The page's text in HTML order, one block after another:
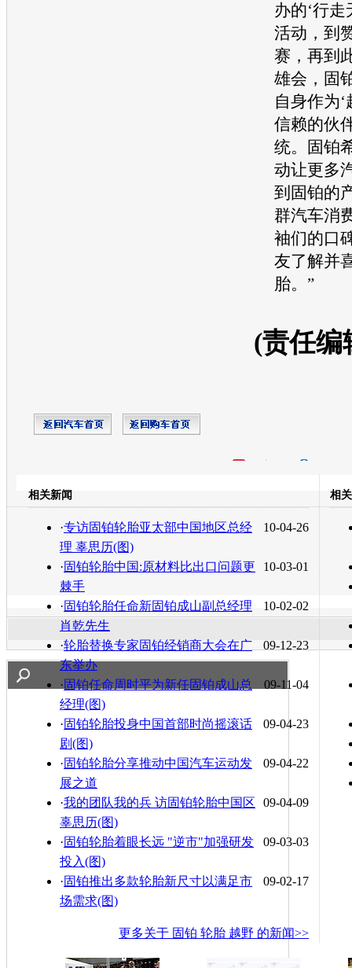
办的‘行走
活动，到
赛，再到
雄会，固
自身作为
信赖的伙
统。固铂
动让更多
到固铂的
群汽车消
袖们的口
友了解并
胎。”
(责任编
转发至：
相关新闻
10-04-26
·专访固铂轮胎亚太部中国地区总经
理 辜思历(图)
10-03-01
·固铂轮胎中国:原材料比出口问题更
棘手
10-02-02
·固铂轮胎任命新固铂成山副总经理
肖乾先生
09-12-23
·轮胎替换专家固铂经销商大会在广
东举办
09-11-04
·固铂任命周时平为新任固铂成山总
经理(图)
09-04-23
·固铂轮胎投身中国首部时尚摇滚话
剧(图)
09-04-22
·固铂轮胎分享推动中国汽车运动发
展之道
09-04-09
·我的团队我的兵 访固铂轮胎中国区
辜思历(图)
09-03-03
·固铂轮胎着眼长远 "逆市"加强研发
投入(图)
09-02-17
·固铂推出多款轮胎新尺寸以满足市
场需求(图)
更多关于 固铂 轮胎 越野 的新闻>>
相